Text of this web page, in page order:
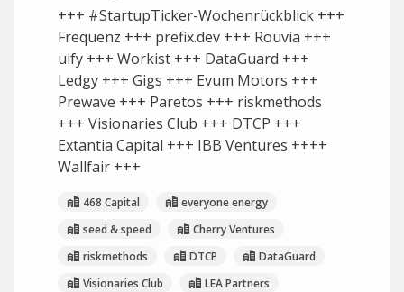
+++ #StartupTicker-Wochenrückblick +++
Frequenz +++ prefix.dev +++ Rouvia +++
uify +++ Workist +++ DataGuard +++
Ledgy +++ Gigs +++ Evum Motors +++
Prewave +++ Paretos +++ riskmethods
+++ Visionaries Club +++ DTCP +++
Extantia Capital +++ IBB Ventures ++++
Wallfair +++
468 Capital
everyone energy
seed & speed
Cherry Ventures
riskmethods
DTCP
DataGuard
Visionaries Club
LEA Partners